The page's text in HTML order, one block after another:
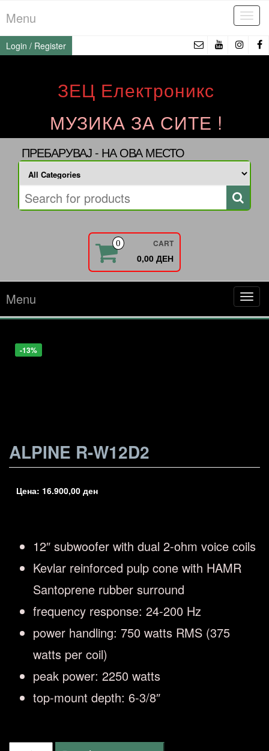
to
the
content
Menu
Login / Register
ЗЕЦ Електроникс
МУЗИКА ЗА СИТЕ !
ПРЕБАРУВАЈ - НА ОВА МЕСТО
0 CART
0,00 ДЕН
Menu
ALPINE R-W12D2
Цена: 16.900,00 ден
12″ subwoofer with dual 2-ohm voice coils
Kevlar reinforced pulp cone with HAMR
Santoprene rubber surround
frequency response: 24-200 Hz
power handling: 750 watts RMS (375
watts per coil)
peak power: 2250 watts
top-mount depth: 6-3/8″
-13%
-27%
-27%
-13%